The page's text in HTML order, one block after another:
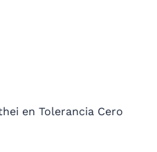
en Tolerancia Cero